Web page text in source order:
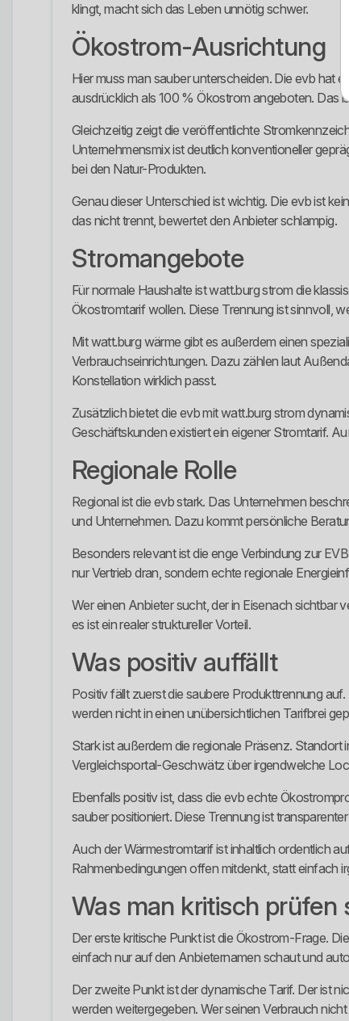
klingt, macht sich das Leben unnötig schwer.
Ökostrom-Ausrichtung
Hier muss man sauber unterscheiden. Die evb hat
ausdrücklich als 100 % Ökostrom angeboten. Das
Gleichzeitig zeigt die veröffentlichte
Unternehmensmix ist deutlich konventioneller
bei den Natur-Produkten.
Genau dieser Unterschied ist wichtig. Die evb ist
das nicht trennt, bewertet den Anbieter schlampig.
Stromangebote
Für normale Haushalte ist watt.burg strom die
Ökostromtarif wollen. Diese Trennung ist sinnvoll,
Mit watt.burg wärme gibt es außerdem einen
Verbrauchseinrichtungen. Dazu zählen laut
Konstellation wirklich passt.
Zusätzlich bietet die evb mit watt.burg strom
Geschäftskunden existiert ein eigener Stromtarif.
Regionale Rolle
Regional ist die evb stark. Das Unternehmen
und Unternehmen. Dazu kommt persönliche
Besonders relevant ist die enge Verbindung zur
nur Vertrieb dran, sondern echte regionale
Wer einen Anbieter sucht, der in Eisenach sichtbar
es ist ein realer struktureller Vorteil.
Was positiv auffällt
Positiv fällt zuerst die saubere Produkttrennung
werden nicht in einen unübersichtlichen Tarifbrei
Stark ist außerdem die regionale Präsenz.
Vergleichsportal-Geschwätz über irgendwelche
Ebenfalls positiv ist, dass die evb echte
sauber positioniert. Diese Trennung ist
Auch der Wärmestromtarif ist inhaltlich ordentlich
Rahmenbedingungen offen mitdenkt, statt einfach
Was man kritisch prüfen
Der erste kritische Punkt ist die Ökostrom-Frage.
einfach nur auf den Anbieternamen schaut und
Der zweite Punkt ist der dynamische Tarif. Der ist
werden weitergegeben. Wer seinen Verbrauch